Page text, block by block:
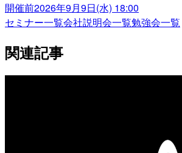
開催前2026年9月9日(水) 18:00
セミナー一覧会社説明会一覧勉強会一覧
関連記事